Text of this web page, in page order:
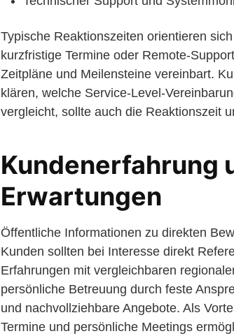
Typische Reaktionszeiten orientieren
kurzfristige Termine oder Remote-
Zeitpläne und Meilensteine vereinbart.
klären, welche Service-Level-
vergleicht, sollte auch die Reaktionszeit
Kundenerfahrung
Erwartungen
Öffentliche Informationen zu direkten
Kunden sollten bei Interesse direkt
Erfahrungen mit vergleichbaren
persönliche Betreuung durch feste
und nachvollziehbare Angebote. Als
Termine und persönliche Meetings